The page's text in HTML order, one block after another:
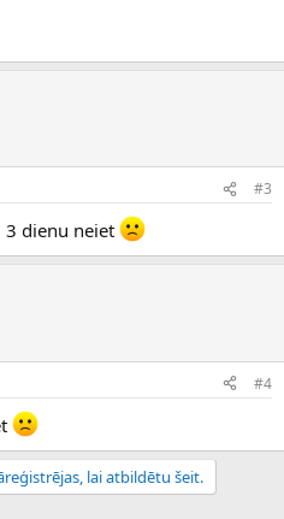
#3
3 dienu neiet
#4
lai atbildētu šeit.